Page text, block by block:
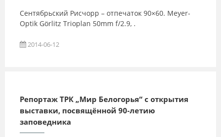
Сентябрьский Рисчорр – отпечаток 90×60. Meyer-
Optik Görlitz Trioplan 50mm f/2.9, .
2014-06-12
Репортаж ТРК „Мир Белогорья“ с открытия
выставки, посвящённой 90-летию
заповедника